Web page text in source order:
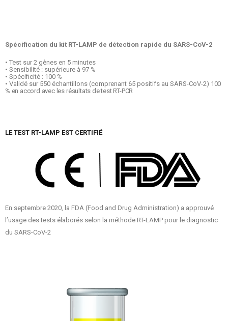
Spécification du kit RT-LAMP de détection rapide du SARS-CoV-2
• Test sur 2 gènes en 5 minutes
• Sensibilité : supérieure à 97 %
• Spécificité : 100 %
• Validé sur 550 échantillons (comprenant 65 positifs au SARS-CoV-2) 100
% en accord avec les résultats de test RT-PCR
LE TEST RT-LAMP EST CERTIFIÉ
En septembre 2020, la FDA (Food and Drug Administration) a approuvé
l’usage des tests élaborés selon la méthode RT-LAMP pour le diagnostic
du SARS-CoV-2